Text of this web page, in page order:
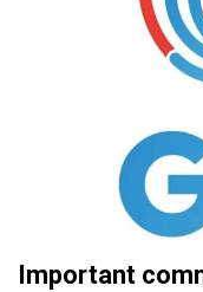
Important